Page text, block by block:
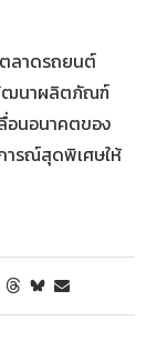
ตลาดรถยนต์
ฒนาผลิตภัณฑ์
อนอนาคตของ
ารณ์สุดพิเศษให้